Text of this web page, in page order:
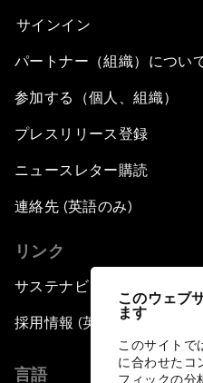
このウェブ
ます
このサイトで
に合わせたコ
フィックの分
サインイン
パートナー（組織）につい
参加する（個人、組織）
プレスリリース登録
ニュースレター購読
連絡先 (英語のみ)
リンク
サステナビリティへの取り組
採用情報 (英語のみ)
言語